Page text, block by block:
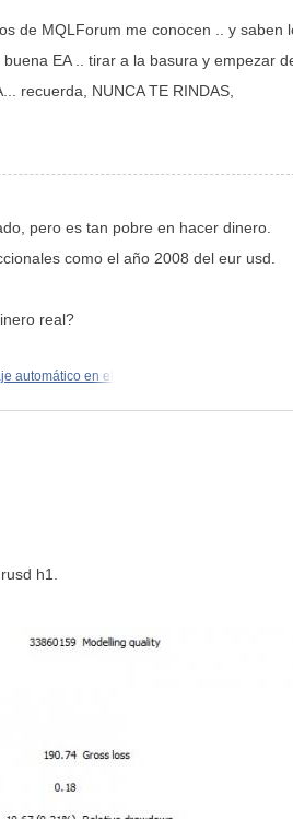
de MQLForum me conocen .. y
EA .. tirar a la basura y empezar
recuerda, NUNCA TE RINDAS,
pero es tan pobre en hacer dinero.
como el año 2008 del eur usd.
real?
automático en el
h1.